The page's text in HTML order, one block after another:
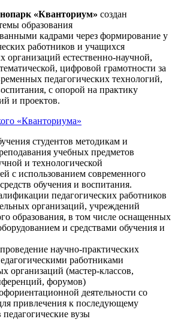
«Кванториум» создан
образования
кадрами через формирование у
работников и учащихся
организаций естественно-научной,
цифровой грамотности за
педагогических технологий,
с опорой на практику
и проектов.
«Кванториума»
студентов методикам и
учебных предметов
и технологической
с использованием современного
обучения и воспитания.
педагогических работников
организаций, учреждений
образования, в том числе оснащенных
и средствами обучения и
научно-практических
работниками
организаций (мастер-классов,
форумов)
деятельности со
привлечения к последующему
вузы